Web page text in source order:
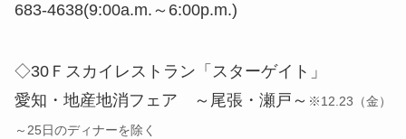
683-4638(9:00a.m.～6:00p.m.)
◇30Ｆスカイレストラン「スターゲイト」
愛知・地産地消フェア ～尾張・瀬戸～ ※12.23（金）
～25日のディナーを除く